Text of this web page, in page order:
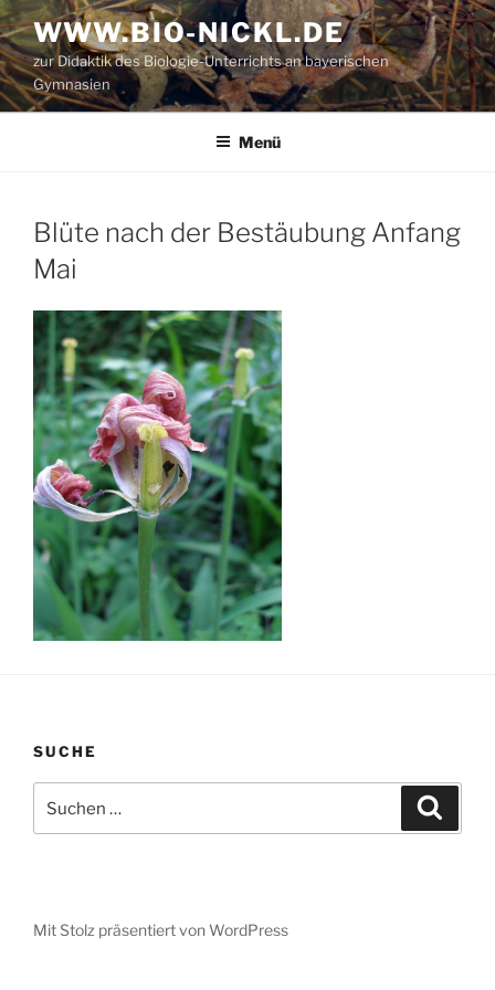
Zum
Inhalt
springen
WWW.BIO-NICKL.DE
zur Didaktik des Biologie-Unterrichts an bayerischen
Gymnasien
Menü
Blüte nach der Bestäubung Anfang
Mai
SUCHE
nach:
Mit Stolz präsentiert von WordPress